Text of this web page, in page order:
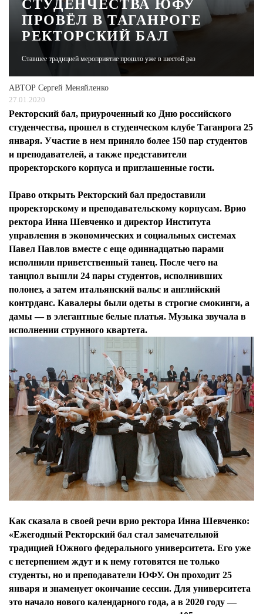
ЖУРНАЛ
СТУДЕНЧЕСТВА ЮФУ
ПРОВЁЛ В ТАГАНРОГЕ
РЕКТОРСКИЙ БАЛ
Ставшее традицией мероприятие прошло уже в шестой раз
АВТОР Сергей Меняйленко
27.01.2020
Ректорский бал, приуроченный ко Дню российского
студенчества, прошел в студенческом клубе Таганрога 25
января. Участие в нем приняло более 150 пар студентов
и преподавателей, а также представители
проректорского корпуса и приглашенные гости.
Право открыть Ректорский бал предоставили
проректорскому и преподавательскому корпусам. Врио
ректора Инна Шевченко и директор Института
управления в экономических и социальных системах
Павел Павлов вместе с еще одиннадцатью парами
исполнили приветственный танец. После чего на
танцпол вышли 24 пары студентов, исполнивших
полонез, а затем итальянский вальс и английский
контрданс. Кавалеры были одеты в строгие смокинги, а
дамы — в элегантные белые платья. Музыка звучала в
исполнении струнного квартета.
Как сказала в своей речи врио ректора Инна Шевченко:
«Ежегодный Ректорский бал стал замечательной
традицией Южного федерального университета. Его уже
с нетерпением ждут и к нему готовятся не только
студенты, но и преподаватели ЮФУ. Он проходит 25
января и знаменует окончание сессии. Для университета
это начало нового календарного года, а в 2020 году —